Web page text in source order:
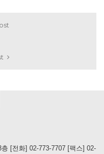
[전화] 02-773-7707 [팩스] 02-